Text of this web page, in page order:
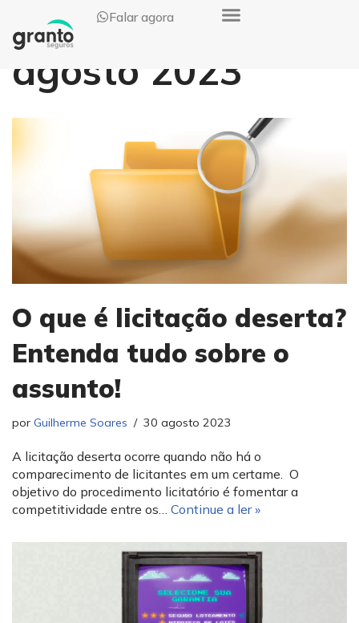
Pular
o
conteúdo
Falar agora
agosto 2023
O que é licitação deserta?
Entenda tudo sobre o
assunto!
por Guilherme Soares 30 agosto 2023
A licitação deserta ocorre quando não há o
comparecimento de licitantes em um certame. O
objetivo do procedimento licitatório é fomentar a
competitividade entre os… Continue a ler »